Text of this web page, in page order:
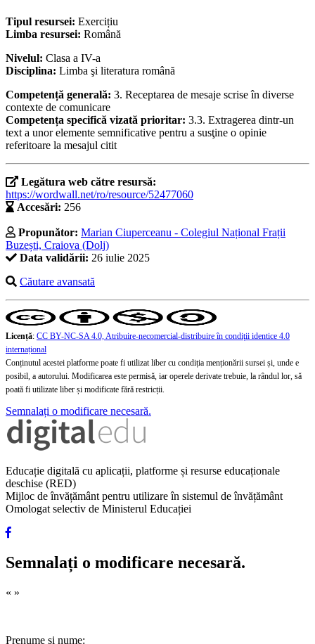
Tipul resursei: Exercițiu
Limba resursei: Română
Nivelul: Clasa a IV-a
Disciplina: Limba şi literatura română
Competență generală: 3. Receptarea de mesaje scrise în diverse
contexte de comunicare
Competența specifică vizată prioritar: 3.3. Extragerea dintr-un
text a unor elemente semnificative pentru a susţine o opinie
referitoare la mesajul citit
Legătura web către resursă:
https://wordwall.net/ro/resource/52477060
Accesări: 256
Propunător: Marian Ciuperceanu - Colegiul Național Frații
Buzești, Craiova (Dolj)
Data validării: 26 iulie 2025
Căutare avansată
Licență: CC BY-NC-SA 4.0, Atribuire-necomercial-distribuire în condiţii identice 4.0
internațional
Conținutul acestei platforme poate fi utilizat liber cu condiția menționării sursei și, unde e
posibil, a autorului. Modificarea este permisă, iar operele derivate trebuie, la rândul lor, să
poată fi utilizate liber și modificate fără restricții.
Semnalați o modificare necesară.
Educație digitală cu aplicații, platforme și resurse educaționale
deschise (RED)
Mijloc de învățământ pentru utilizare în sistemul de învățământ
Omologat selectiv de Ministerul Educației
Semnalați o modificare necesară.
« »
Prenume și nume: